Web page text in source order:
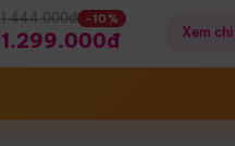
1.444.000đ -10%
1.299.000đ Xem